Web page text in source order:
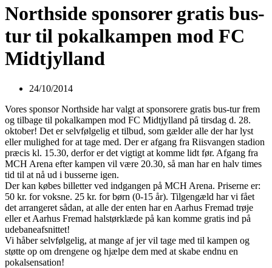
Northside sponsorer gratis bus-
tur til pokalkampen mod FC
Midtjylland
24/10/2014
Vores sponsor Northside har valgt at sponsorere gratis bus-tur frem
og tilbage til pokalkampen mod FC Midtjylland på tirsdag d. 28.
oktober! Det er selvfølgelig et tilbud, som gælder alle der har lyst
eller mulighed for at tage med. Der er afgang fra Riisvangen stadion
præcis kl. 15.30, derfor er det vigtigt at komme lidt før. Afgang fra
MCH Arena efter kampen vil være 20.30, så man har en halv times
tid til at nå ud i busserne igen.
Der kan købes billetter ved indgangen på MCH Arena. Priserne er:
50 kr. for voksne. 25 kr. for børn (0-15 år). Tilgengæld har vi fået
det arrangeret sådan, at alle der enten har en Aarhus Fremad trøje
eller et Aarhus Fremad halstørklæde på kan komme gratis ind på
udebaneafsnittet!
Vi håber selvfølgelig, at mange af jer vil tage med til kampen og
støtte op om drengene og hjælpe dem med at skabe endnu en
pokalsensation!